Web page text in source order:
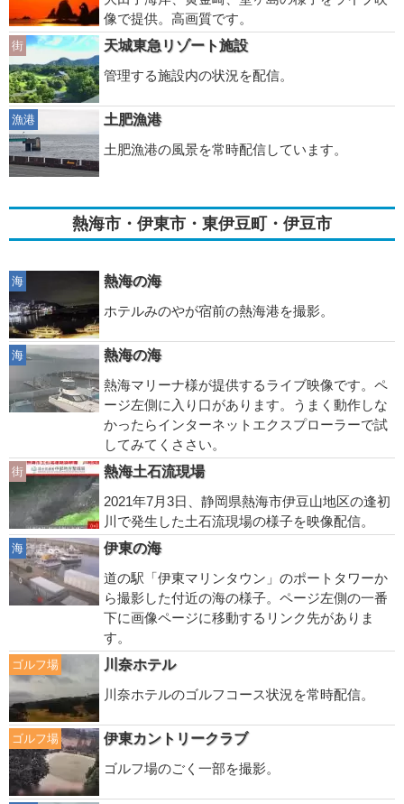
像で提供。高画質です。
街
天城東急リゾート施設
管理する施設内の状況を配信。
漁港
土肥漁港
土肥漁港の風景を常時配信しています。
熱海市・伊東市・東伊豆町・伊豆市
海
熱海の海
ホテルみのやが宿前の熱海港を撮影。
海
熱海の海
熱海マリーナ様が提供するライブ映像です。ペ
ージ左側に入り口があります。うまく動作しな
かったらインターネットエクスプローラーで試
してみてくささい。
街
熱海土石流現場
2021年7月3日、静岡県熱海市伊豆山地区の逢初
川で発生した土石流現場の様子を映像配信。
海
伊東の海
道の駅「伊東マリンタウン」のポートタワーか
ら撮影した付近の海の様子。ページ左側の一番
下に画像ページに移動するリンク先がありま
す。
ゴルフ場
川奈ホテル
川奈ホテルのゴルフコース状況を常時配信。
ゴルフ場
伊東カントリークラブ
ゴルフ場のごく一部を撮影。